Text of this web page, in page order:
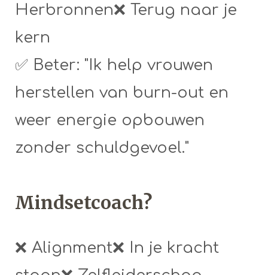
Herbronnen❌ Terug naar je
kern
✅ Beter: "Ik help vrouwen
herstellen van burn-out en
weer energie opbouwen
zonder schuldgevoel."
Mindsetcoach?
❌ Alignment❌ In je kracht